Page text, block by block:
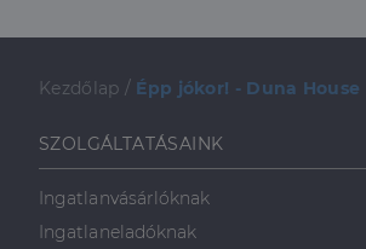
Kezdőlap / Épp jókor! - Duna House
SZOLGÁLTATÁSAINK
Ingatlanvásárlóknak
Ingatlaneladóknak